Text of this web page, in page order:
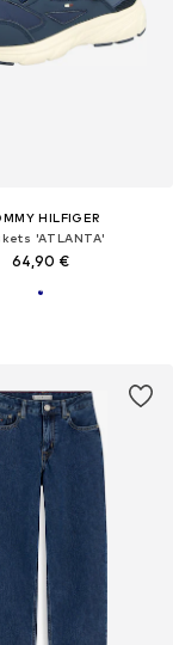
HILFIGER
'ATLANTA'
64,90 €